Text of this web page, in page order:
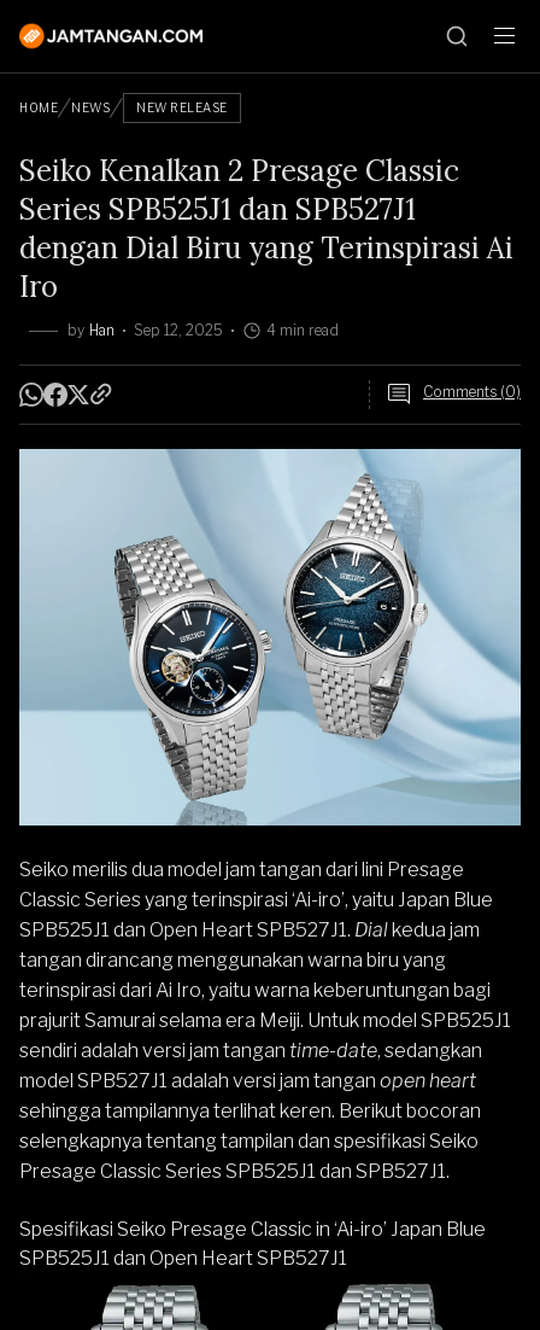
HOME NEWS NEW RELEASE
Seiko Kenalkan 2 Presage Classic
Series SPB525J1 dan SPB527J1
dengan Dial Biru yang Terinspirasi Ai
Iro
by Han Sep 12, 2025 4 min read
Comments (0)
Seiko merilis dua model jam tangan dari lini Presage
Classic Seriesyang terinspirasi ‘Ai-iro’, yaitu Japan Blue
SPB525J1 dan Open Heart SPB527J1. Dialkedua jam
tangan dirancang menggunakan warna biru yang
terinspirasi dari Ai Iro, yaitu warna keberuntungan bagi
prajurit Samurai selama era Meiji. Untuk model SPB525J1
sendiri adalah versi jam tangan time-date, sedangkan
model SPB527J1 adalah versi jam tangan open heart
sehingga tampilannya terlihat keren. Berikut bocoran
selengkapnya tentang tampilan dan spesifikasi Seiko
Presage Classic Series SPB525J1 dan SPB527J1.
Spesifikasi Seiko Presage Classic in ‘Ai-iro’ Japan Blue
SPB525J1 dan Open Heart SPB527J1